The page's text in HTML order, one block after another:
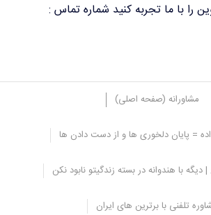
را با ما تجربه کنید شماره تماس :
مشاورانه (صفحه اصلی)
= پایان دلخوری ها و از دست دادن ها
دیگه با هندوانه در بسته زندگیتو نابود نکن
تلفنی با برترین های ایران
قیطریه انتخاب کنیم؟
مختلفی می
برخی از مهم ترین آن ها شامل موارد زیر است: